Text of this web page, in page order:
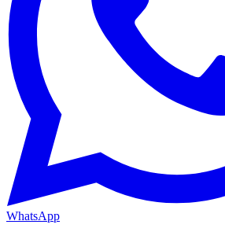
WhatsApp